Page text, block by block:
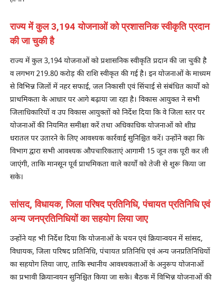
राज्य में कुल 3,194 योजनाओं को प्रशासनिक स्वीकृति प्रदान
की जा चुकी है
राज्य में कुल 3,194 योजनाओं को प्रशासनिक स्वीकृति प्रदान की जा चुकी है
व लगभग 219.80 करोड़ की राशि स्वीकृत की गई है। इन योजनाओं के माध्यम
से विभिन्न जिलों में नहर सफाई, जल निकासी एवं सिंचाई से संबंधित कार्यों को
प्राथमिकता के आधार पर आगे बढ़ाया जा रहा है। विकास आयुक्त ने सभी
जिलाधिकारियों व उप विकास आयुक्तों को निर्देश दिया कि वे जिला स्तर पर
योजनाओं की नियमित समीक्षा करें तथा अधिकाधिक योजनाओं को शीघ्र
धरातल पर उतारने के लिए आवश्यक कार्रवाई सुनिश्चित करें। उन्होंने कहा कि
विभाग द्वारा सभी आवश्यक औपचारिकताएं आगामी 15 जून तक पूरी कर ली
जाएंगी, ताकि मानसून पूर्व प्राथमिकता वाले कार्यों को तेजी से शुरू किया जा
सके।
सांसद, विधायक, जिला परिषद प्रतिनिधि, पंचायत प्रतिनिधि एवं
अन्य जनप्रतिनिधियों का सहयोग लिया जाए
उन्होंने यह भी निर्देश दिया कि योजनाओं के चयन एवं क्रियान्वयन में सांसद,
विधायक, जिला परिषद प्रतिनिधि, पंचायत प्रतिनिधि एवं अन्य जनप्रतिनिधियों
का सहयोग लिया जाए, ताकि स्थानीय आवश्यकताओं के अनुरूप योजनाओं
का प्रभावी क्रियान्वयन सुनिश्चित किया जा सके। बैठक में विभिन्न योजनाओं की